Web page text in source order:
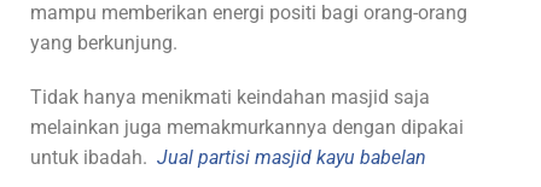
mampu memberikan energi positi bagi orang-orang
yang berkunjung.
Tidak hanya menikmati keindahan masjid saja
melainkan juga memakmurkannya dengan dipakai
untuk ibadah. Jual partisi masjid kayu babelan